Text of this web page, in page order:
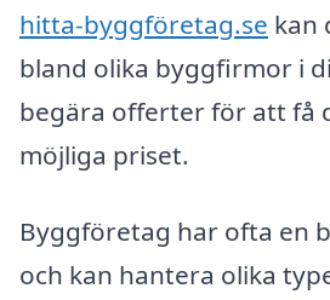
hitta-byggföretag.se kan
bland olika byggfirmor i
begära offerter för att få
möjliga priset.
Byggföretag har ofta en
och kan hantera olika